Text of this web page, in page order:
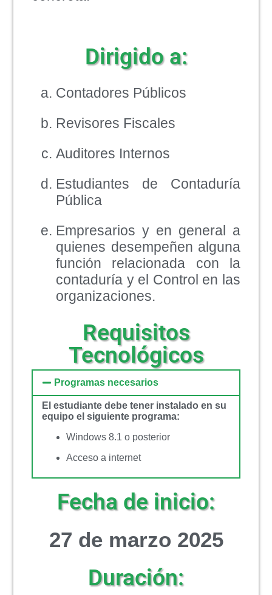
Dirigido a:
Contadores Públicos
Revisores Fiscales
Auditores Internos
Estudiantes de Contaduría
Pública
Empresarios y en general a
quienes desempeñen alguna
función relacionada con la
contaduría y el Control en las
organizaciones.
Requisitos
Tecnológicos
Programas necesarios
El estudiante debe tener instalado en su
equipo el siguiente programa:
Windows 8.1 o posterior
Acceso a internet
Fecha de inicio:
27 de marzo 2025
Duración: